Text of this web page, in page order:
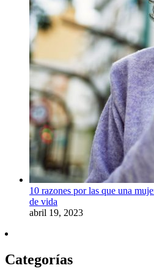
10 razones por las que una
de vida
abril 19, 2023
Categorías